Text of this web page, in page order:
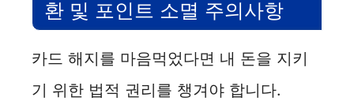
환 및 포인트 소멸 주의사항
카드 해지를 마음먹었다면 내 돈을 지키
기 위한 법적 권리를 챙겨야 합니다.